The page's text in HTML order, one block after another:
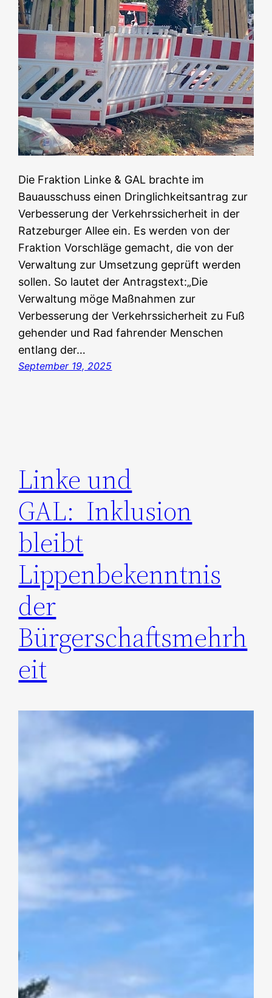
Die Fraktion Linke & GAL brachte im
Bauausschuss einen Dringlichkeitsantrag zur
Verbesserung der Verkehrssicherheit in der
Ratzeburger Allee ein. Es werden von der
Fraktion Vorschläge gemacht, die von der
Verwaltung zur Umsetzung geprüft werden
sollen. So lautet der Antragstext:„Die
Verwaltung möge Maßnahmen zur
Verbesserung der Verkehrssicherheit zu Fuß
gehender und Rad fahrender Menschen
entlang der…
September 19, 2025
Linke und
GAL: Inklusion
bleibt
Lippenbekenntnis
der
Bürgerschaftsmehrh
eit